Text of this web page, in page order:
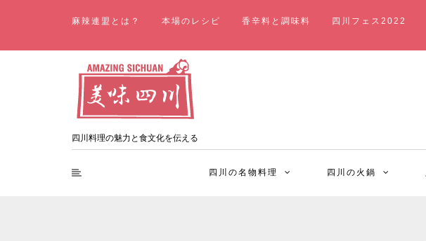
麻辣連盟とは？ 本場のレシピ 香辛料と調味料 四川フェス2022
四川料理の魅力と食文化を伝える
四川の名物料理 四川の火鍋